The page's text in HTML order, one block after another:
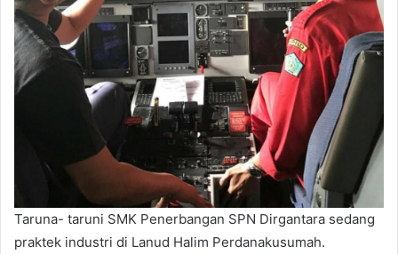
Taruna- taruni SMK Penerbangan SPN Dirgantara sedang
praktek industri di Lanud Halim Perdanakusumah.